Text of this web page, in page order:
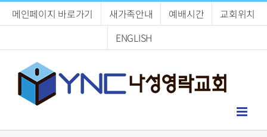
메인페이지 바로가기 새가족안내 예배시간
교회위치
ENGLISH